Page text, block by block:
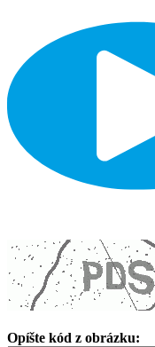
Opíšte kód z obrázku: